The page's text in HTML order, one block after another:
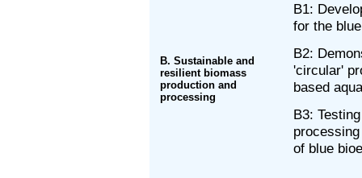
B. Sustainable and
resilient biomass
production and
processing
B1:
for the
B2:
'circular'
based
B3:
of blue